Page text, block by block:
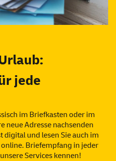
jede
im Briefkasten oder im
neue Adresse nachsenden
digital und lesen Sie auch im
online. Briefempfang in jeder
Services kennen!